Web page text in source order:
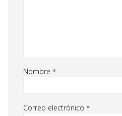
Nombre *
Correo electrónico *